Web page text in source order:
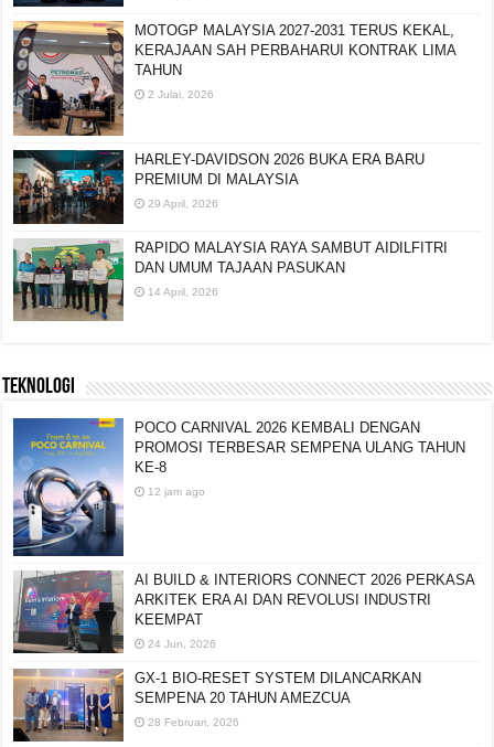
MOTOGP MALAYSIA 2027-2031 TERUS KEKAL,
KERAJAAN SAH PERBAHARUI KONTRAK LIMA
TAHUN
2 Julai, 2026
HARLEY-DAVIDSON 2026 BUKA ERA BARU
PREMIUM DI MALAYSIA
29 April, 2026
RAPIDO MALAYSIA RAYA SAMBUT AIDILFITRI
DAN UMUM TAJAAN PASUKAN
14 April, 2026
TEKNOLOGI
POCO CARNIVAL 2026 KEMBALI DENGAN
PROMOSI TERBESAR SEMPENA ULANG TAHUN
KE-8
12 jam ago
AI BUILD & INTERIORS CONNECT 2026 PERKASA
ARKITEK ERA AI DAN REVOLUSI INDUSTRI
KEEMPAT
24 Jun, 2026
GX-1 BIO-RESET SYSTEM DILANCARKAN
SEMPENA 20 TAHUN AMEZCUA
28 Februari, 2026